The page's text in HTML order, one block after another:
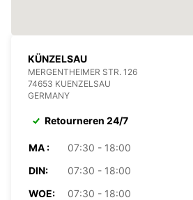
KÜNZELSAU
MERGENTHEIMER STR. 126
74653 KUENZELSAU
GERMANY
Retourneren 24/7
MA :
07:30 - 18:00
DIN:
07:30 - 18:00
WOE:
07:30 - 18:00